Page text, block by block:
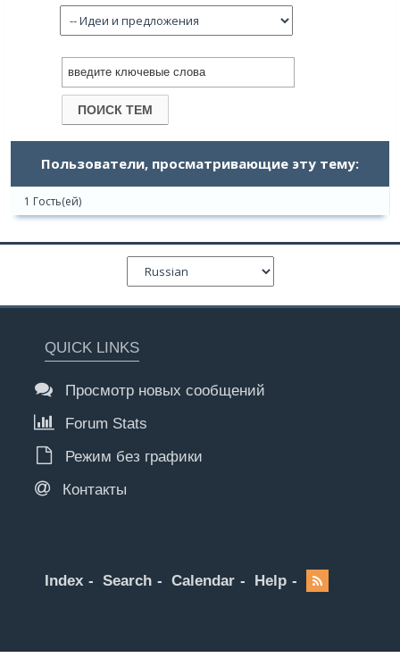
Пользователи, просматривающие эту тему:
1 Гость(ей)
QUICK LINKS
Просмотр новых сообщений
Forum Stats
Режим без графики
Контакты
Index Search Calendar Help